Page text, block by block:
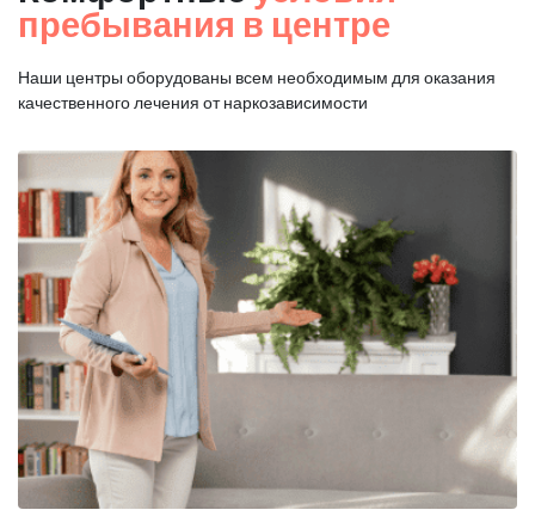
пребывания в центре
Наши центры оборудованы всем необходимым для оказания
качественного лечения от наркозависимости